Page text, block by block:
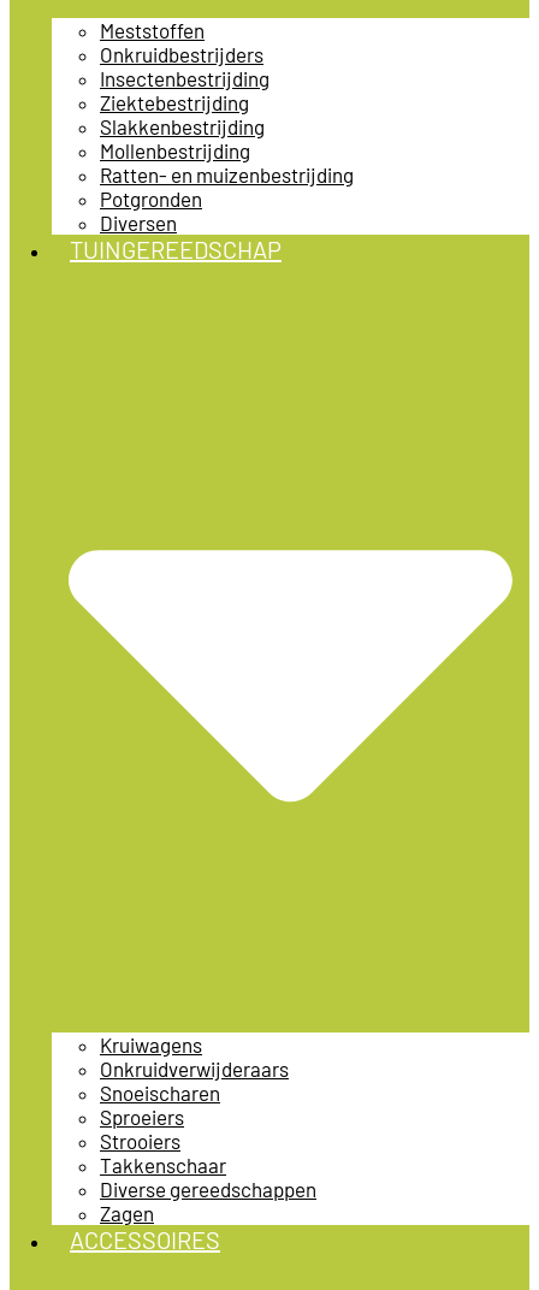
Meststoffen
Onkruidbestrijders
Insectenbestrijding
Ziektebestrijding
Slakkenbestrijding
Mollenbestrijding
Ratten- en muizenbestrijding
Potgronden
Diversen
TUINGEREEDSCHAP
Kruiwagens
Onkruidverwijderaars
Snoeischaren
Sproeiers
Strooiers
Takkenschaar
Diverse gereedschappen
Zagen
ACCESSOIRES